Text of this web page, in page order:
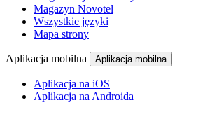
Magazyn Novotel
Wszystkie języki
Mapa strony
Aplikacja mobilna Aplikacja mobilna
Aplikacja na iOS
Aplikacja na Androida